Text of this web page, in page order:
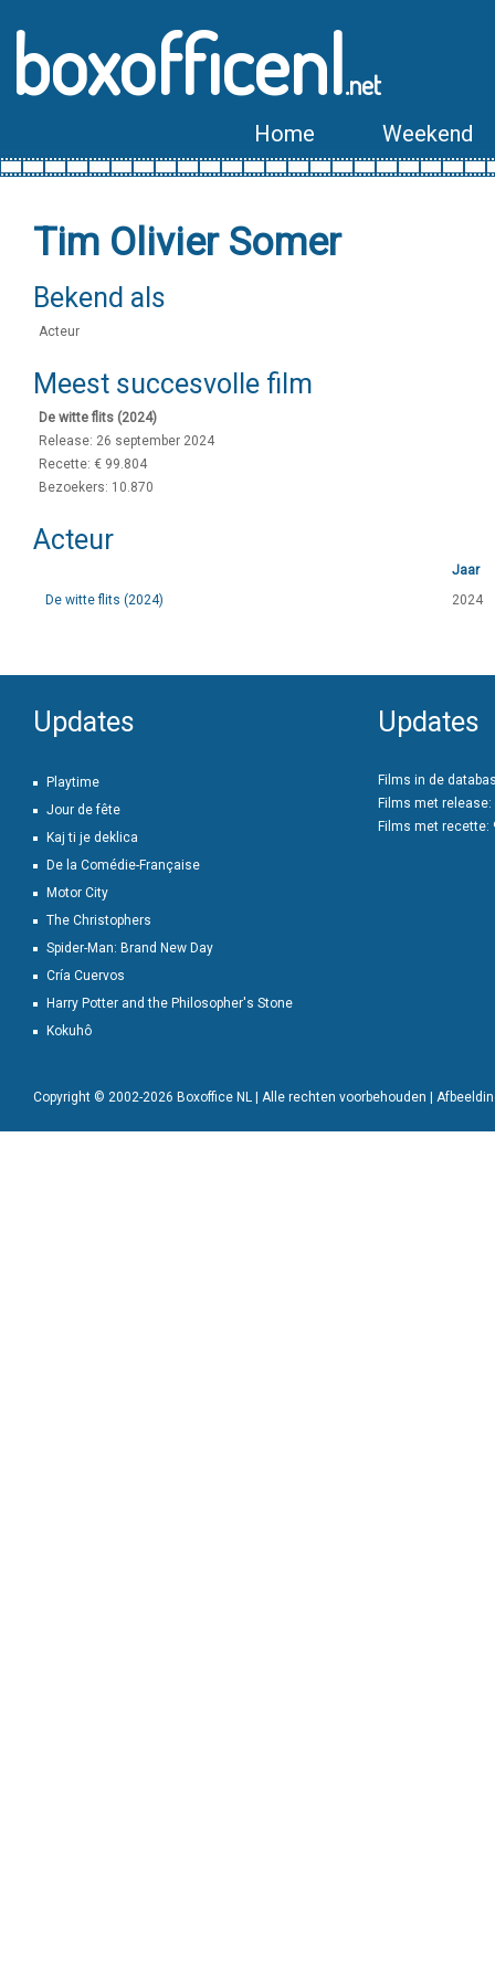
boxofficenl.net
Home Weekend
Tim Olivier Somer
Bekend als
Acteur
Meest succesvolle film
De witte flits (2024)
Release: 26 september 2024
Recette: € 99.804
Bezoekers: 10.870
Acteur
Jaar
De witte flits (2024)
2024
Updates
Playtime
Jour de fête
Kaj ti je deklica
De la Comédie-Française
Motor City
The Christophers
Spider-Man: Brand New Day
Cría Cuervos
Harry Potter and the Philosopher's Stone
Kokuhô
Updates
Films in de
Films met release:
Films met recette:
Copyright © 2002-2026 Boxoffice NL | Alle rechten voorbehouden |